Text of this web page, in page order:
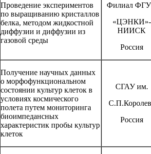
Проведение экспериментов
по выращиванию кристаллов
белка, методом жидкостной
диффузии и диффузии из
газовой среды
Филиал
«ЦЭНКИ»-
НИИСК
Россия
Получение научных данных
о морфофункциональном
состоянии культур клеток в
условиях космического
полета путем мониторинга
биоимпедансных
характеристик пробы культур
клеток
СГАУ им.
Россия